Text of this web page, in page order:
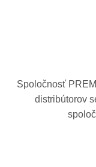
Spoločnosť
distribútorov